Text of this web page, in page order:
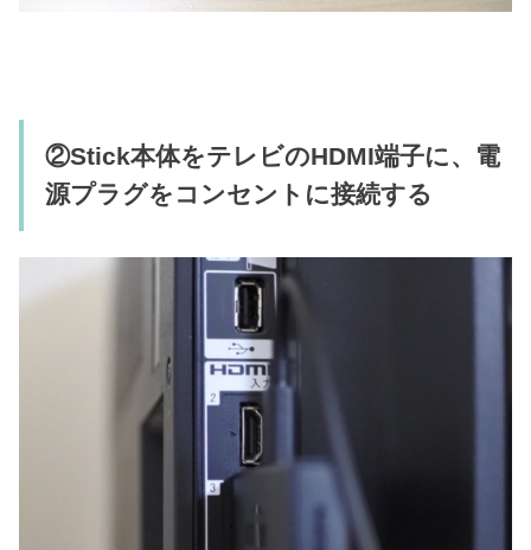
②Stick本体をテレビのHDMI端子に、電
源プラグをコンセントに接続する